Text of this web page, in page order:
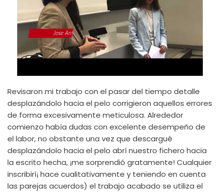
Revisaron mi trabajo con el pasar del tiempo detalle
desplazándolo hacia el pelo corrigieron aquellos errores
de forma excesivamente meticulosa. Alrededor
comienzo había dudas con excelente desempeño de
el labor, no obstante una vez que descargué
desplazándolo hacia el pelo abrí nuestro fichero hacia
la escrito hecha, ¡me sorprendió gratamente! Cualquier
inscribirí¡ hace cualitativamente y teniendo en cuenta
las parejas acuerdos) el trabajo acabado se utiliza el